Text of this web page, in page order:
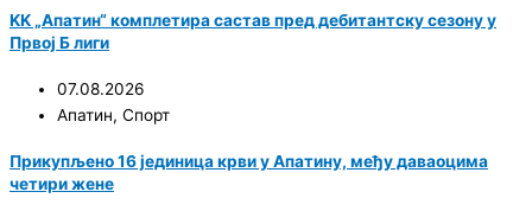
KK „Апатин“ комплетира састав пред дебитантску сезону у
Првој Б лиги
07.08.2026
Апатин, Спорт
Прикупљено 16 јединица крви у Апатину, међу даваоцима
четири жене